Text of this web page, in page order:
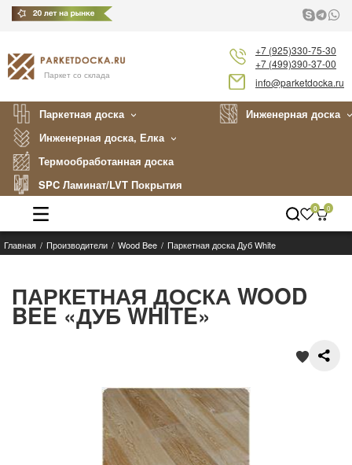
Паркет со склада
+7 (925)330-75-30
+7 (499)390-37-00
info@parketdocka.ru
Паркетная доска
Инженерная доска
Инженерная доска, Елка
Термообработанная доска
SPC Ламинат/LVT Покрытия
Каталог
Укладка
0 0
Главная Производители Wood Bee Паркетная доска Дуб White
ПАРКЕТНАЯ ДОСКА WOOD
BEE «ДУБ WHITE»